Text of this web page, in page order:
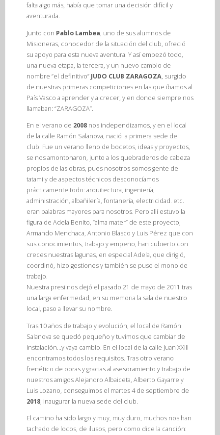
falta algo más, había que tomar una decisión difícil y
aventurada.
Junto con Pablo Lambea, uno de sus alumnos de
Misioneras, conocedor de la situación del club, ofreció
su apoyo para esta nueva aventura. Y así empezó todo,
una nueva etapa, la tercera, y un nuevo cambio de
nombre “el definitivo” JUDO CLUB ZARAGOZA, surgido
de nuestras primeras competiciones en las que íbamos al
País Vasco a aprender y a crecer, y en donde siempre nos
llamaban: “ZARAGOZA”.
En el verano de 2008nos independizamos, y en el local
de la calle Ramón Salanova, nació la primera sede del
club. Fue un verano lleno de bocetos, ideas y proyectos,
se nos amontonaron, junto a los quebraderos de cabeza
propios de las obras, pues nosotros somos gente de
tatami y de aspectos técnicos desconocíamos
prácticamente todo: arquitectura, ingeniería,
administración, albañilería, fontanería, electricidad. etc.
eran palabras mayores para nosotros. Pero allí estuvo la
figura de Adela Benito, “alma mater” de este proyecto,
Armando Menchaca, Antonio Blasco y Luis Pérez que con
sus conocimientos, trabajo y empeño, han cubierto con
creces nuestras lagunas, en especial Adela, que dirigió,
coordinó, hizo gestiones y también se puso el mono de
trabajo.
Nuestra presi nos dejó el pasado 21 de mayo de 2011 tras
una larga enfermedad, en su memoria la sala de nuestro
local, paso a llevar su nombre.
Tras 10 años de trabajo y evolución, el local de Ramón
Salanova se quedó pequeño y tuvimos que cambiar de
instalación…y vaya cambio. En el local de la calle Juan XXIII
encontramos todos los requisitos. Tras otro verano
frenético de obras y gracias al asesoramiento y trabajo de
nuestros amigos Alejandro Albaiceta, Alberto Gayarre y
Luis Lozano, conseguimos el martes 4 de septiembre de
2018, inaugurar la nueva sede del club.
El camino ha sido largo y muy, muy duro, muchos nos han
tachado de locos, de ilusos, pero como dice la canción: